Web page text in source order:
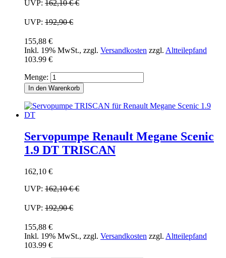
UVP: 162,10 €€
UVP: 192,90 €
155,88 €
Inkl. 19% MwSt., zzgl. Versandkosten zzgl. Altteilepfand
103.99 €
Menge:
In den Warenkorb
Servopumpe Renault Megane Scenic
1.9 DT TRISCAN
162,10 €
UVP: 162,10 €€
UVP: 192,90 €
155,88 €
Inkl. 19% MwSt., zzgl. Versandkosten zzgl. Altteilepfand
103.99 €